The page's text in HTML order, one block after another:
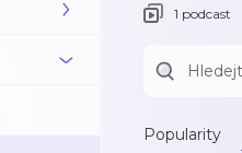
1 podcast
Popularity